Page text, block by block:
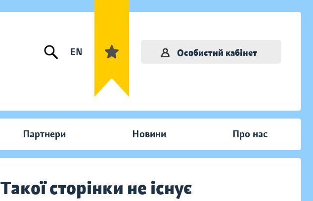
EN Особистий кабінет
Партнери Новини Про нас
Такої сторінки не існує